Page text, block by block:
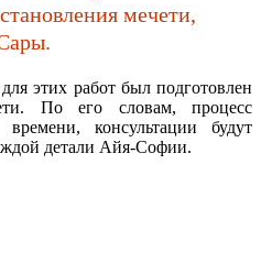
мечети,
этих работ был подготовлен
По его словам, процесс
консультации будут
детали Айя-Софии.